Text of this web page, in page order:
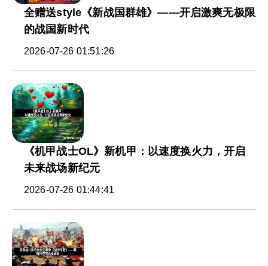
全赠送style《新战国群雄》——开启激爽无极限
的战国新时代
2026-07-26 01:51:26
《机甲战士OL》新机甲：以速度换火力，开启
未来战场新纪元
2026-07-26 01:44:41